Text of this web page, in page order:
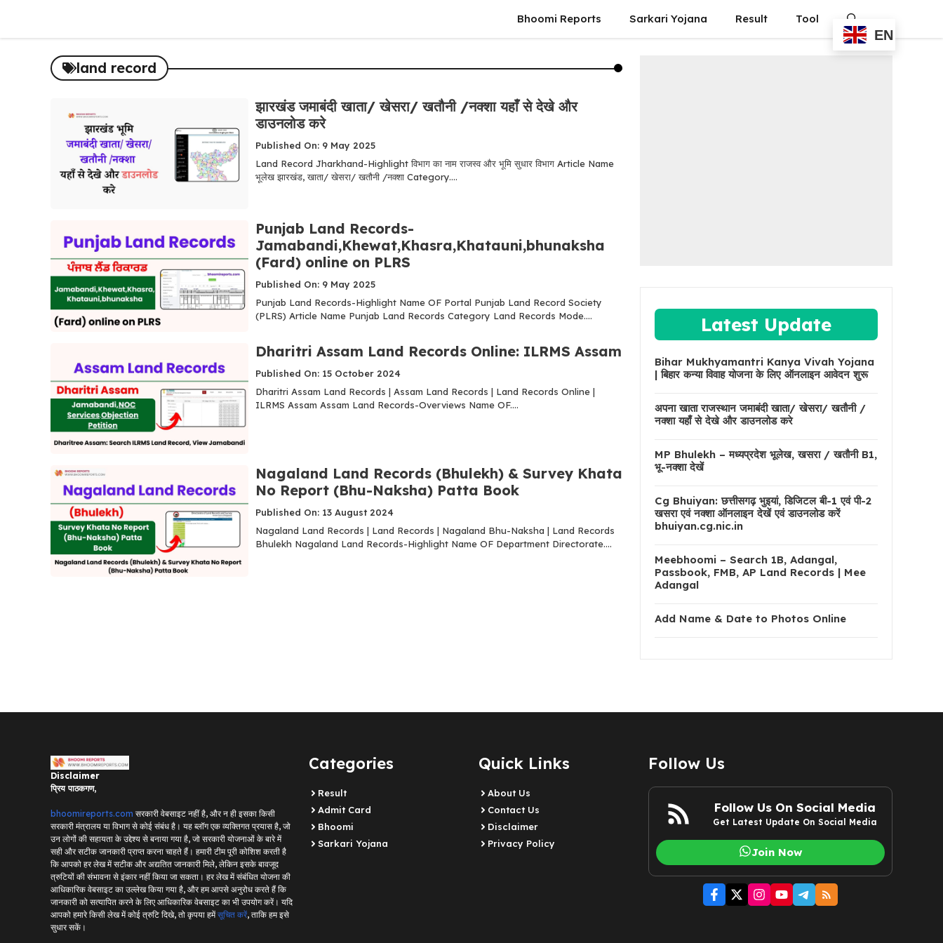
content
Bhoomi Reports Sarkari Yojana Result Tool
EN
land record
झारखंड जमाबंदी खाता/ खेसरा/ खतौनी /नक्शा यहाँ से देखे और
डाउनलोड करे
Published On: 9 May 2025
Land Record Jharkhand-Highlight विभाग का नाम राजस्व और भूमि सुधार विभाग Article Name
भूलेख झारखंड, खाता/ खेसरा/ खतौनी /नक्शा Category....
Punjab Land Records-
Jamabandi,Khewat,Khasra,Khatauni,bhunaksha
(Fard) online on PLRS
Published On: 9 May 2025
Punjab Land Records-Highlight Name OF Portal Punjab Land Record Society
(PLRS) Article Name Punjab Land Records Category Land Records Mode....
Dharitri Assam Land Records Online: ILRMS Assam
Published On: 15 October 2024
Dharitri Assam Land Records | Assam Land Records | Land Records Online |
ILRMS Assam Assam Land Records-Overviews Name OF....
Nagaland Land Records (Bhulekh) & Survey Khata
No Report (Bhu-Naksha) Patta Book
Published On: 13 August 2024
Nagaland Land Records | Land Records | Nagaland Bhu-Naksha | Land Records
Bhulekh Nagaland Land Records-Highlight Name OF Department Directorate....
Latest Update
Bihar Mukhyamantri Kanya Vivah Yojana
| बिहार कन्या विवाह योजना के लिए ऑनलाइन आवेदन शुरू
अपना खाता राजस्थान जमाबंदी खाता/ खेसरा/ खतौनी /
नक्शा यहाँ से देखे और डाउनलोड करे
MP Bhulekh – मध्यप्रदेश भूलेख, खसरा / खतौनी B1,
भू-नक्शा देखें
Cg Bhuiyan: छत्तीसगढ़ भुइयां, डिजिटल बी-1 एवं पी-2
खसरा एवं नक्शा ऑनलाइन देखें एवं डाउनलोड करें
bhuiyan.cg.nic.in
Meebhoomi – Search 1B, Adangal,
Passbook, FMB, AP Land Records | Mee
Adangal
Add Name & Date to Photos Online
Disclaimer
प्रिय पाठकगण,
bhoomireports.com सरकारी वेबसाइट नहीं है, और न ही इसका किसी
सरकारी मंत्रालय या विभाग से कोई संबंध है। यह ब्लॉग एक व्यक्तिगत प्रयास है, जो
उन लोगों की सहायता के उद्देश्य से बनाया गया है, जो सरकारी योजनाओं के बारे में
सही और सटीक जानकारी प्राप्त करना चाहते हैं। हमारी टीम पूरी कोशिश करती है
कि आपको हर लेख में सटीक और अद्यतित जानकारी मिले, लेकिन इसके बावजूद
त्रुटियों की संभावना से इंकार नहीं किया जा सकता। हर लेख में संबंधित योजना की
आधिकारिक वेबसाइट का उल्लेख किया गया है, और हम आपसे अनुरोध करते हैं कि
जानकारी को सत्यापित करने के लिए आधिकारिक वेबसाइट का भी उपयोग करें। यदि
आपको हमारे किसी लेख में कोई त्रुटि दिखे, तो कृपया हमेंसूचित करें, ताकि हम इसे
सुधार सकें।
Categories
Result
Admit Card
Bhoomi
Sarkari Yojana
Quick Links
About Us
Contact Us
Disclaimer
Privacy Policy
Follow Us
Follow Us On Social Media
Get Latest Update On Social Media
Join Now